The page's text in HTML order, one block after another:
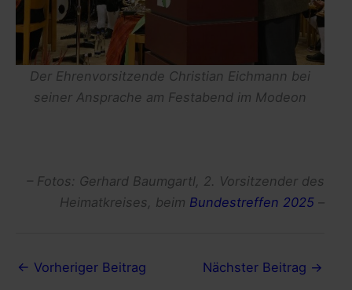
Der Ehrenvorsitzende Christian Eichmann bei
seiner Ansprache am Festabend im Modeon
– Fotos: Gerhard Baumgartl, 2. Vorsitzender des
Heimatkreises, beim Bundestreffen 2025 –
← Vorheriger Beitrag Nächster Beitrag →